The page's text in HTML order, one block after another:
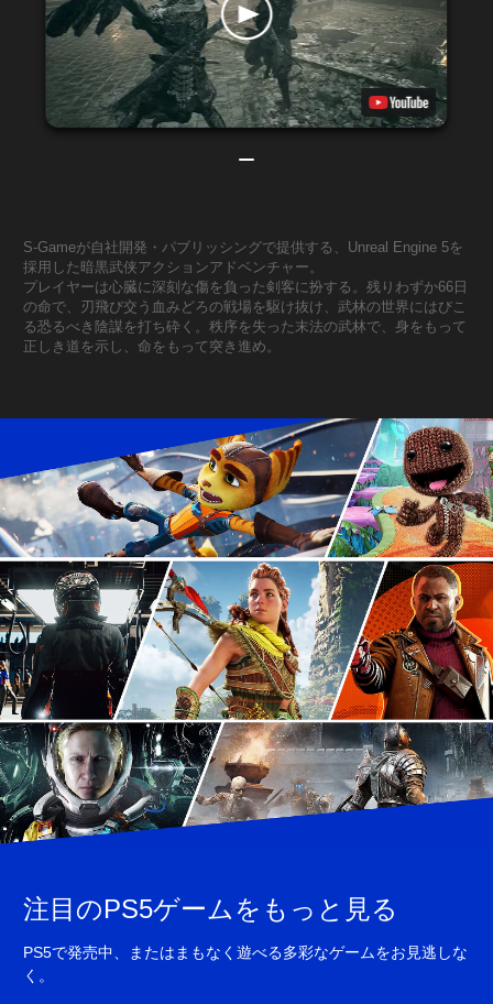
S-Gameが自社開発・パブリッシングで提供する、Unreal Engine 5を
採用した暗黒武侠アクションアドベンチャー。
プレイヤーは心臓に深刻な傷を負った剣客に扮する。残りわずか66日
の命で、刃飛び交う血みどろの戦場を駆け抜け、武林の世界にはびこ
る恐るべき陰謀を打ち砕く。秩序を失った末法の武林で、身をもって
正しき道を示し、命をもって突き進め。
注目のPS5ゲームをもっと見る
PS5で発売中、またはまもなく遊べる多彩なゲームをお見逃しな
く。